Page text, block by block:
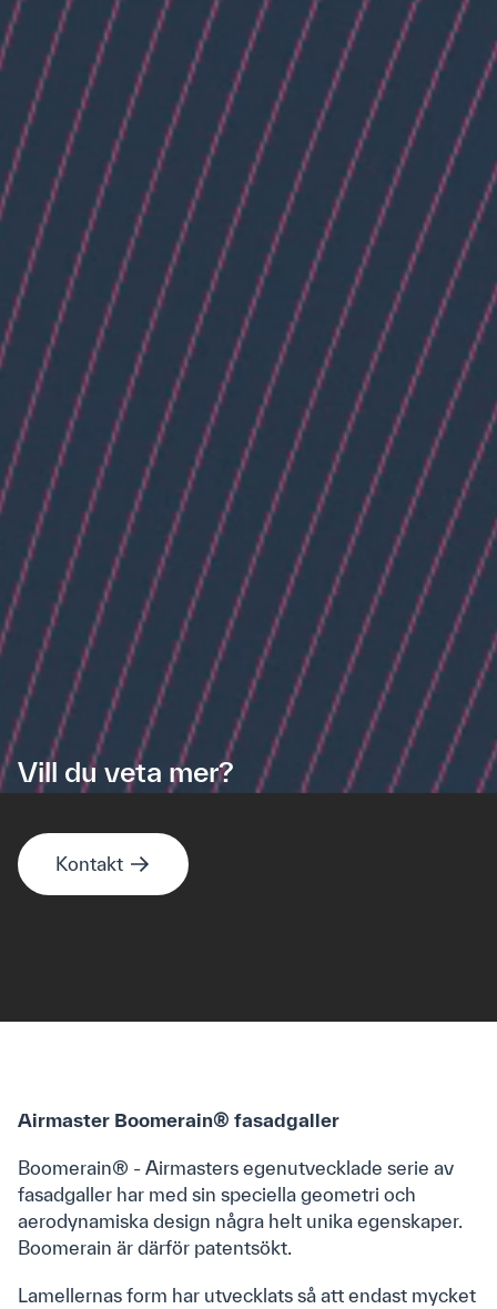
Vill du veta mer?
Kontakt
Airmaster Boomerain® fasadgaller
Boomerain® - Airmasters egenutvecklade serie av
fasadgaller har med sin speciella geometri och
aerodynamiska design några helt unika egenskaper.
Boomerain är därför patentsökt.
Lamellernas form har utvecklats så att endast mycket
Airmaster AB
Telefonnummer: +46 (0)10 450 9870
CVR: 556681-7028
Om oss